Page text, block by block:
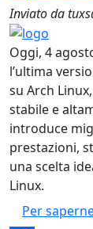
Inviato da
Oggi, 4
l’ultima
su Arch
stabile e
introduce
prestazioni,
una scelta
Linux.
Per